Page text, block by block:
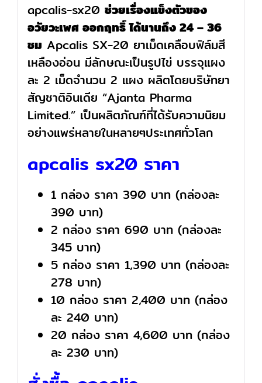
apcalis-sx20 ช่วยเรื่องแข็งตัวของ
อวัยวะเพศ ออกฤทธิ์ ได้นานถึง 24 – 36
ชม Apcalis SX-20 ยาเม็ดเคลือบฟิล์มสี
เหลืองอ่อน มีลักษณะเป็นรูปไข่ บรรจุแผง
ละ 2 เม็ดจำนวน 2 แผง ผลิตโดยบริษัทยา
สัญชาติอินเดีย “Ajanta Pharma
Limited.” เป็นผลิตภัณฑ์ที่ได้รับความนิยม
อย่างแพร่หลายในหลายๆประเทศทั่วโลก
apcalis sx20 ราคา
1 กล่อง ราคา 390 บาท (กล่องละ
390 บาท)
2 กล่อง ราคา 690 บาท (กล่องละ
345 บาท)
5 กล่อง ราคา 1,390 บาท (กล่องละ
278 บาท)
10 กล่อง ราคา 2,400 บาท (กล่อง
ละ 240 บาท)
20 กล่อง ราคา 4,600 บาท (กล่อง
ละ 230 บาท)